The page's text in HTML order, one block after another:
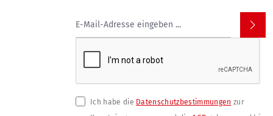
Ich habe die Datenschutzbestimmungen zur